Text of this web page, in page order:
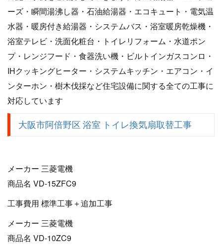
ーズ・瞬間湯沸し器・石油給湯器・エコキュート・電気温
水器・暖房付き給湯器・システムバス・浴室暖房乾燥機・
浴室テレビ・洗面化粧台・トイレリフォーム・水道ポン
プ・レンジフード・食器洗い機・ビルトインガスコンロ・
IHクッキングヒーター・システムキッチン・エアコン・イ
ンターホン・樹木伐採など住宅設備に関する全ての工事に
対応しています
大阪市阿倍野区 浴室 トイレ換気扇取替工事
メーカー 三菱電機
商品名 VD-15ZFC9
工事費用 標準工事＋追加工事
メーカー 三菱電機
商品名 VD-10ZC9